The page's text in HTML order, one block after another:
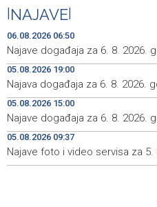
06:50
Izložba luksuznih i
danas na Vilsonovom šetalištu
06:50
Duge kolone vozila na
prelazima Velika Kladuša,
06:50 Najave događaja za 6.
21:01
Vlada Srbije: Nema
vode, riječni promet ugrožen
20:29
Rukometaši 'Slobode'
NAJAVE
06.08.2026 06:50
Najave događaja za 6. 8. 2026.
05.08.2026 19:00
Najava događaja za 6. 8. 2026.
05.08.2026 15:00
Najave događaja za 6. 8. 2026.
05.08.2026 09:37
Najave foto i video servisa za